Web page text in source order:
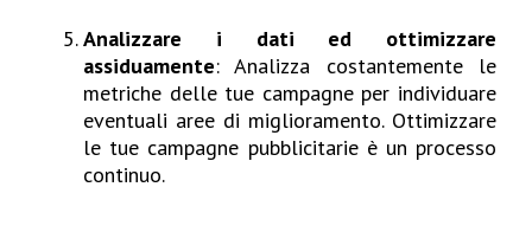
Analizzare i dati ed ottimizzare
assiduamente: Analizza costantemente le
metriche delle tue campagne per individuare
eventuali aree di miglioramento. Ottimizzare
le tue campagne pubblicitarie è un processo
continuo.